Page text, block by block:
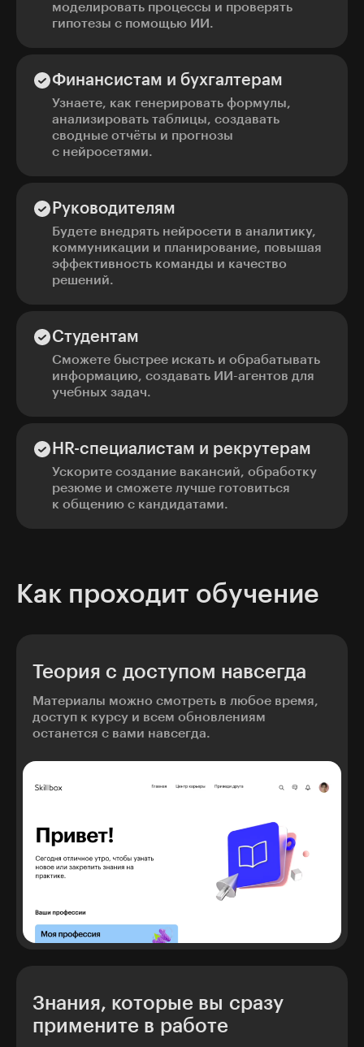
моделировать процессы и проверять
гипотезы с помощью ИИ.
Финансистам и бухгалтерам
Узнаете, как генерировать формулы,
анализировать таблицы, создавать
сводные отчёты и прогнозы
с нейросетями.
Руководителям
Будете внедрять нейросети в аналитику,
коммуникации и планирование, повышая
эффективность команды и качество
решений.
Студентам
Сможете быстрее искать и обрабатывать
информацию, создавать ИИ-агентов для
учебных задач.
HR-специалистам и рекрутерам
Ускорите создание вакансий, обработку
резюме и сможете лучше готовиться
к общению с кандидатами.
Как проходит обучение
Теория с доступом навсегда
Материалы можно смотреть в любое время,
доступ к курсу и всем обновлениям
останется с вами навсегда.
Знания, которые вы сразу
примените в работе